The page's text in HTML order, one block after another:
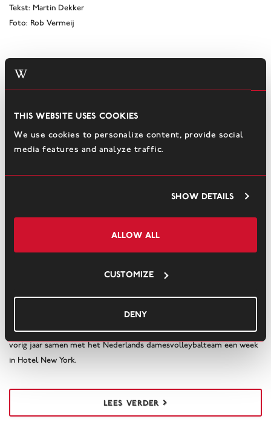
This website uses cookies
We use cookies to personalize content, provide social
media features and analyze traffic.
Show details
Allow all
Customize
Deny
Tekst: Martin Dekker
Foto: Rob Vermeij
#8 De Volleybaldames
Ze rook er de rijke geschiedenis en genoot iedere ochtend van het
prachtige uitzicht over de Maas. Volleyballer Celeste Plak verbleef
vorig jaar samen met het Nederlands damesvolleybalteam een week
in Hotel New York.
LEES VERDER